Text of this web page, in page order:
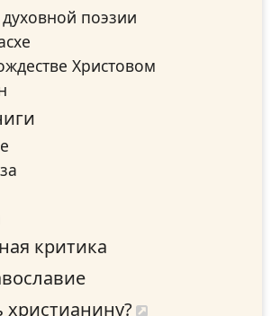
поэзии
Христовом
критика
христианину?